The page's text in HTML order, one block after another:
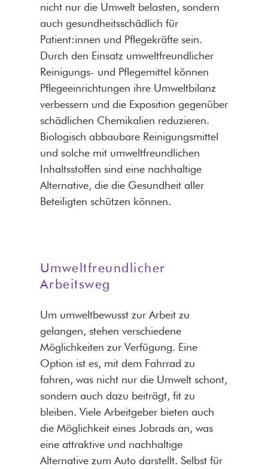
nicht nur die Umwelt belasten, sondern
auch gesundheitsschädlich für
Patient:innen und Pflegekräfte sein.
Durch den Einsatz umweltfreundlicher
Reinigungs- und Pflegemittel können
Pflegeeinrichtungen ihre Umweltbilanz
verbessern und die Exposition gegenüber
schädlichen Chemikalien reduzieren.
Biologisch abbaubare Reinigungsmittel
und solche mit umweltfreundlichen
Inhaltsstoffen sind eine nachhaltige
Alternative, die die Gesundheit aller
Beteiligten schützen können.
Umweltfreundlicher
Arbeitsweg
Um umweltbewusst zur Arbeit zu
gelangen, stehen verschiedene
Möglichkeiten zur Verfügung. Eine
Option ist es, mit dem Fahrrad zu
fahren, was nicht nur die Umwelt schont,
sondern auch dazu beiträgt, fit zu
bleiben. Viele Arbeitgeber bieten auch
die Möglichkeit eines Jobrads an, was
eine attraktive und nachhaltige
Alternative zum Auto darstellt. Selbst für